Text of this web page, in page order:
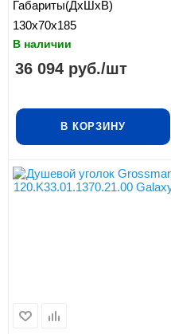
Габариты(ДхШхВ)
130x70x185
В наличии
36 094 руб./шт
В КОРЗИНУ